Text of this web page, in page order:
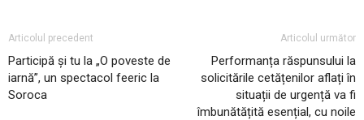
Articolul precedent
Participă și tu la „O poveste de
iarnă”, un spectacol feeric la
Soroca
Articolul următor
Performanța răspunsului la
solicitările cetățenilor aflați în
situații de urgență va fi
îmbunătățită esențial, cu noile